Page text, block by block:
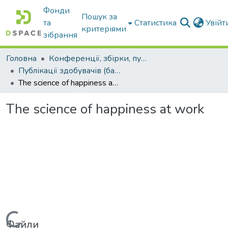
Фонди
та
зібрання
Пошук за
критеріями
Статистика
Головна
Конференції, збірки, публікації молодих вчених і здобувачів : магістрів, бакалаврів, аспірантів.
Публікації здобувачів (бакалаврів. магістрів, аспірантів)
The science of happiness at work
The science of happiness at work
Вантажиться...
Файли